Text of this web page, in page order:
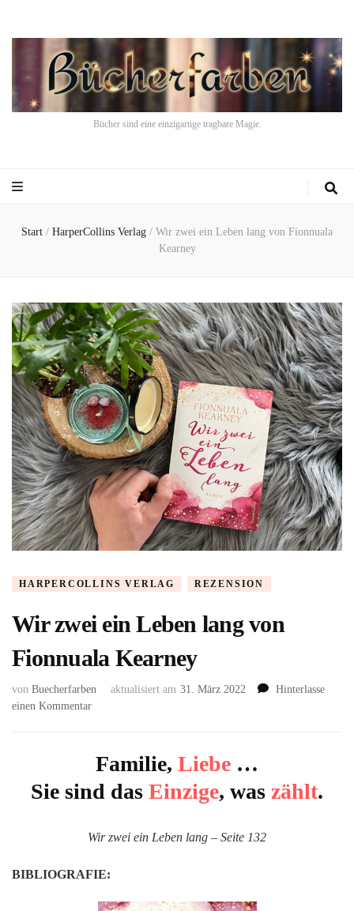
Bücher sind eine einzigartige tragbare Magie.
Start / HarperCollins Verlag / Wir zwei ein Leben lang von Fionnuala
Kearney
HARPERCOLLINS VERLAG REZENSION
Wir zwei ein Leben lang von
Fionnuala Kearney
von Buecherfarben aktualisiert am 31. März 2022
Hinterlasse
einen Kommentarzu
ein
Leben
lang
Kearney
Familie, Liebe …
Sie sind das Einzige, was zählt.
Wir zwei ein Leben lang – Seite 132
BIBLIOGRAFIE: